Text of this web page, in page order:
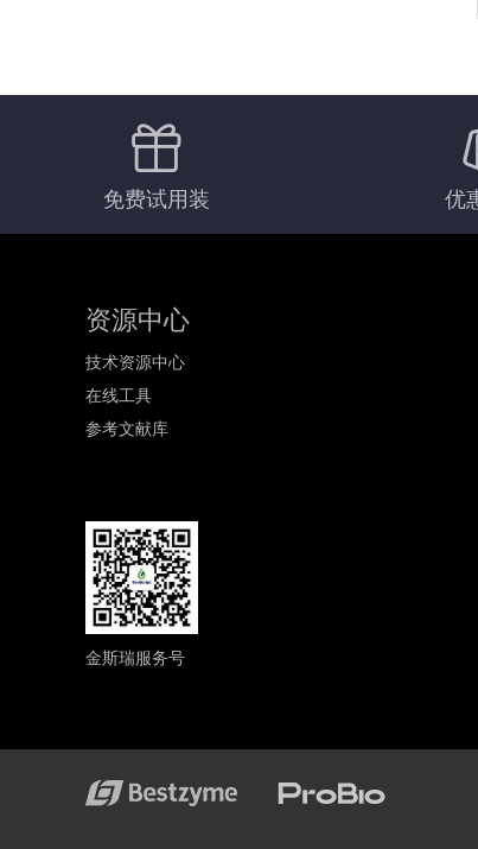
免费试用装 优
资源中心
技术资源中心
在线工具
参考文献库
金斯瑞服务号